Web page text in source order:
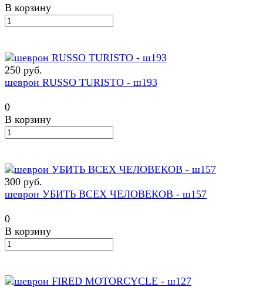
В корзину
250 руб.
шеврон RUSSO TURISTO - ш193
0
В корзину
300 руб.
шеврон УБИТЬ ВСЕХ ЧЕЛОВЕКОВ - ш157
0
В корзину